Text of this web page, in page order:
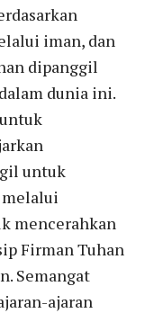
iman, dan
dipanggil
dunia ini.
untuk
melalui
mencerahkan
Firman Tuhan
Semangat
ajaran